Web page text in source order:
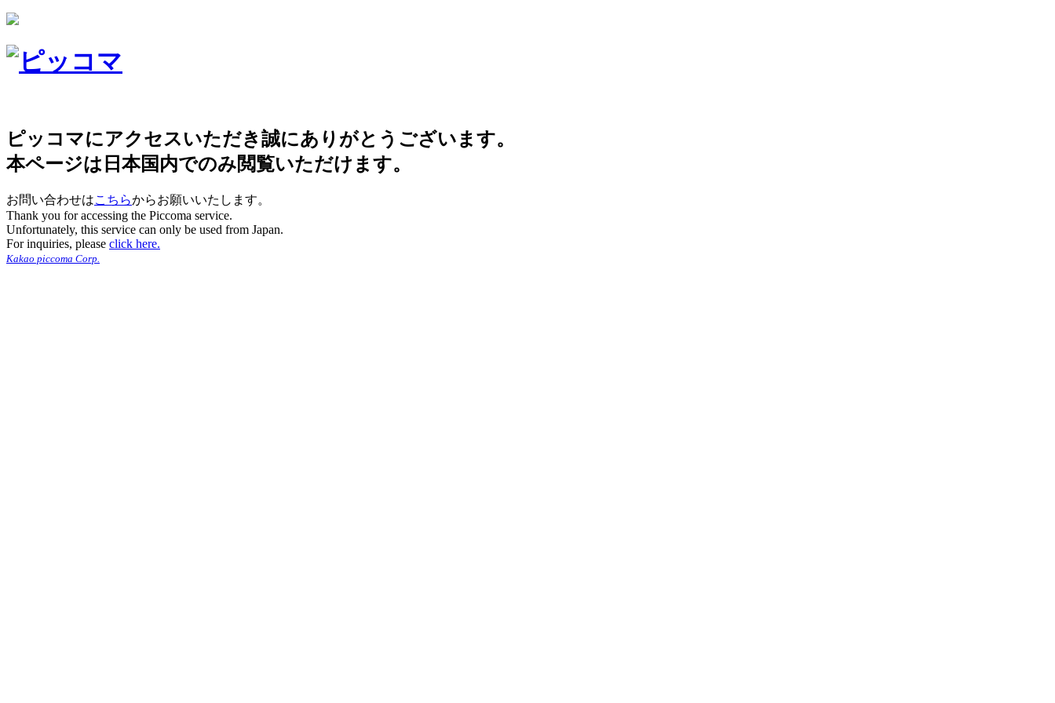
ピッコマにアクセスいただき誠にありがとうございます。
本ページは日本国内でのみ閲覧いただけます。
お問い合わせはこちらからお願いいたします。
Thank you for accessing the Piccoma service.
Unfortunately, this service can only be used from Japan.
For inquiries, please click here.
Kakao piccoma Corp.